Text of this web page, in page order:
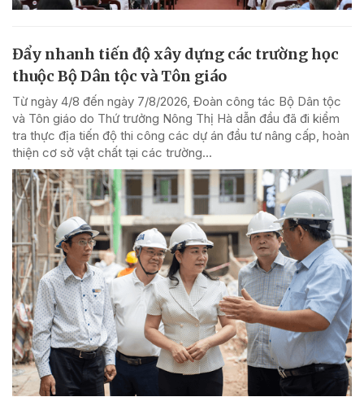
Đẩy nhanh tiến độ xây dựng các trường học
thuộc Bộ Dân tộc và Tôn giáo
Từ ngày 4/8 đến ngày 7/8/2026, Đoàn công tác Bộ Dân tộc
và Tôn giáo do Thứ trưởng Nông Thị Hà dẫn đầu đã đi kiểm
tra thực địa tiến độ thi công các dự án đầu tư nâng cấp, hoàn
thiện cơ sở vật chất tại các trường...